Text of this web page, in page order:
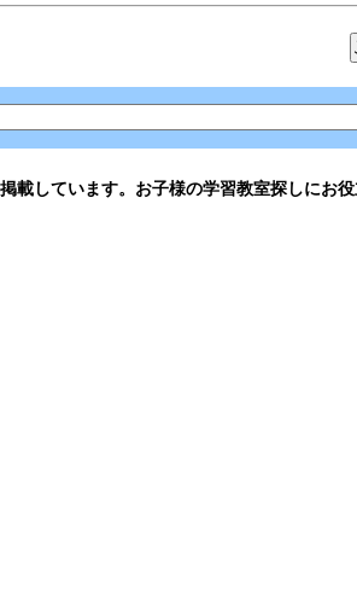
載しています。お子様の学習教室探しにお役